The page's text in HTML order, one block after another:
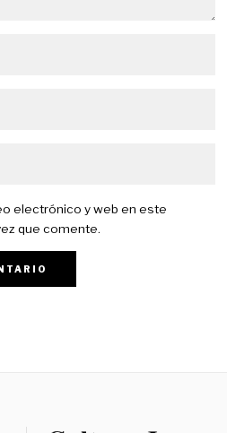
electrónico y web en este
que comente.